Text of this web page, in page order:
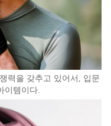
력을 갖추고 있어서, 입문
이템이다.